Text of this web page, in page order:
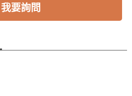
我要詢問